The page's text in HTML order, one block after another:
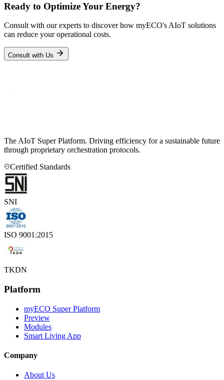
Ready to Optimize Your Energy?
Consult with our experts to discover how myECO's AIoT solutions
can reduce your operational costs.
Consult with Us
The AIoT Super Platform. Driving efficiency for a sustainable future
through proprietary orchestration protocols.
Certified Standards
SNI
ISO 9001:2015
TKDN
Platform
myECO Super Platform
Preview
Modules
Smart Living App
Company
About Us